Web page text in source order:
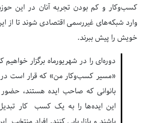
کسب‌وکار و کم بودن تجربه آنان در این
وارد شبکه‌های غیررسمی اقتصادی شوند تا از
خویش را پیش ببرند.
دوره‌ای را در شهریورماه برگزار خواهیم
«مسیر کسب‌وکار من» که قرار است
بانوانی که صاحب ایده هستند، حضور
این ایده‌ها را به یک کسب کار